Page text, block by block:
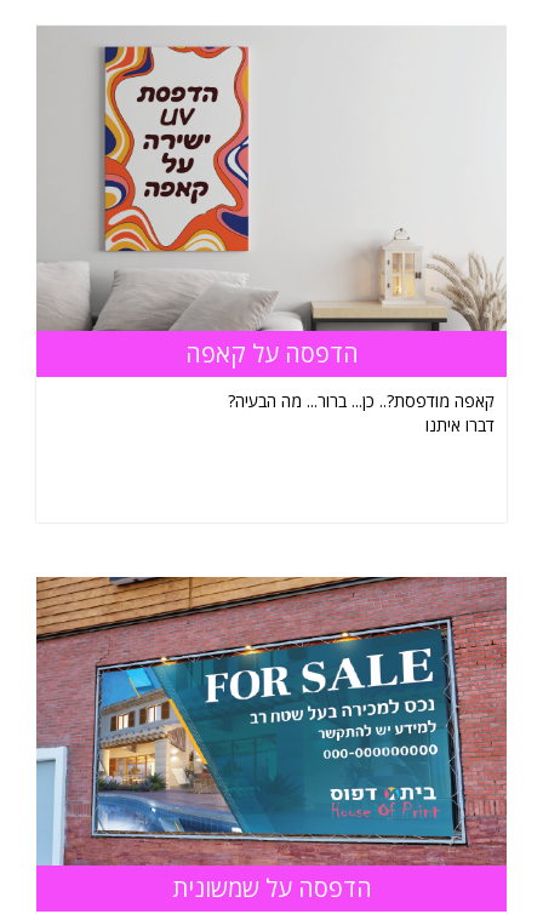
הדפסה על קאפה
קאפה מודפסת?.. כן... ברור... מה הבעיה?
דברו איתנו
הדפסה על שמשונית